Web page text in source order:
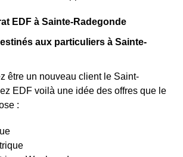
EDF à Sainte-Radegonde
aux particuliers à Sainte-
être un nouveau client le Saint-
EDF voilà une idée des offres que le
: